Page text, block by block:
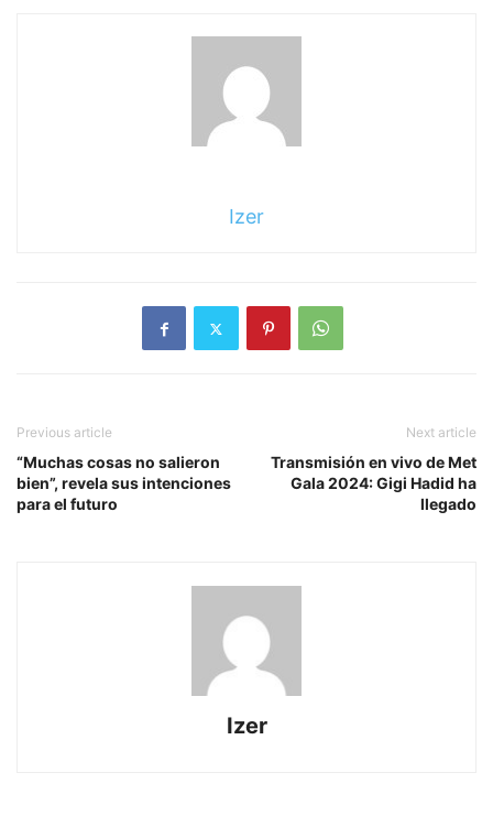
Izer
Previous article
“Muchas cosas no salieron
bien”, revela sus intenciones
para el futuro
Next article
Transmisión en vivo de Met
Gala 2024: Gigi Hadid ha
llegado
Izer